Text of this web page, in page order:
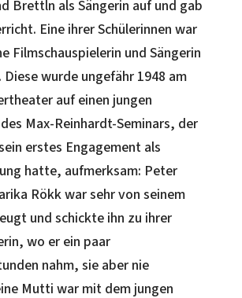
Brettln als Sängerin auf und gab
Eine ihrer Schülerinnen war
Filmschauspielerin und Sängerin
Diese wurde ungefähr 1948 am
auf einen jungen
Max-Reinhardt-Seminars, der
erstes Engagement als
hatte, aufmerksam: Peter
Rökk war sehr von seinem
und schickte ihn zu ihrer
wo er ein paar
nahm, sie aber nie
Mutti war mit dem jungen